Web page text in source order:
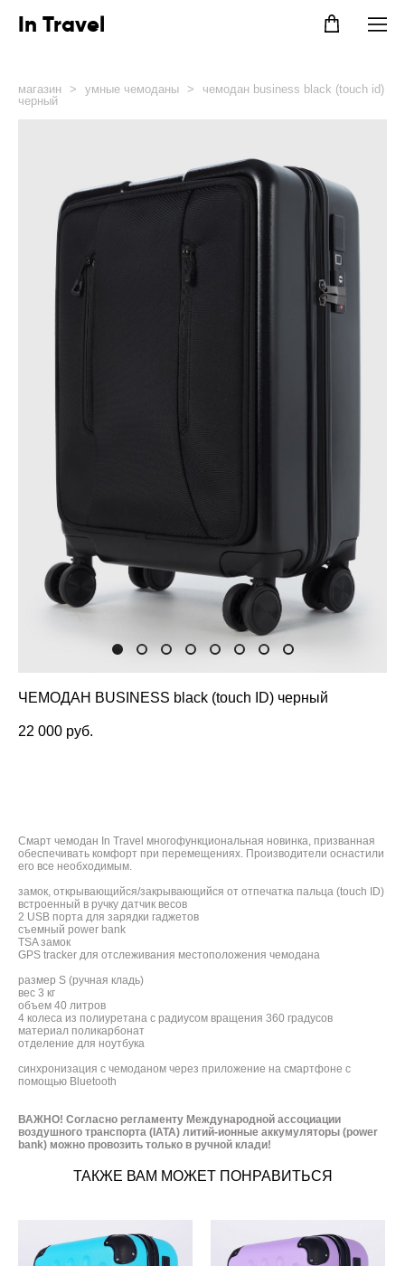
In Travel
магазин > умные чемоданы >
чемодан business black (touch id)
черный
ЧЕМОДАН BUSINESS black (touch ID) черный
22 000 pуб.
Смарт чемодан In Travel многофункциональная новинка, призванная
обеспечивать комфорт при перемещениях. Производители оснастили
его все необходимым.
замок, открывающийся/закрывающийся от отпечатка пальца (touch ID)
встроенный в ручку датчик весов
2 USB порта для зарядки гаджетов
съемный power bank
TSA замок
GPS tracker для отслеживания местоположения чемодана
размер S (ручная кладь)
вес 3 кг
объем 40 литров
4 колеса из полиуретана с радиусом вращения 360 градусов
материал поликарбонат
отделение для ноутбука
синхронизация с чемоданом через приложение на смартфоне с
помощью Bluetooth
ВАЖНО! Согласно регламенту Международной ассоциации
воздушного транспорта (IATA) литий-ионные аккумуляторы (power
bank) можно провозить только в ручной клади!
ТАКЖЕ ВАМ МОЖЕТ ПОНРАВИТЬСЯ